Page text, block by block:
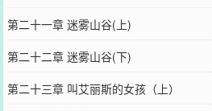
第二十一章 迷雾山谷(上)
第二十二章 迷雾山谷(下)
第二十三章 叫艾丽斯的女孩（上）